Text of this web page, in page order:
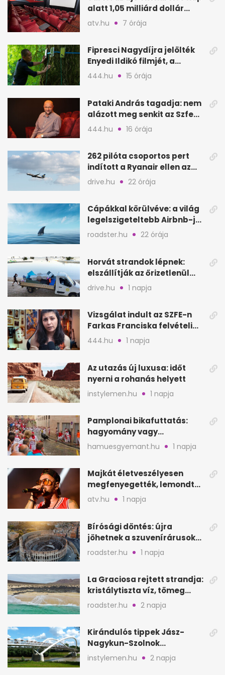
alatt 1,05 milliárd dollár
bevétel
atv.hu 7 órája
Fipresci Nagydíjra jelölték
Enyedi Ildikó filmjét, a
Csendes barátot
444.hu 15 órája
Pataki András tagadja: nem
alázott meg senkit az Szfe
felvételijén
444.hu 16 órája
262 pilóta csoportos pert
indított a Ryanair ellen az
Egyesült Királyságban
drive.hu 22 órája
Cápákkal körülvéve: a világ
legelszigeteltebb Airbnb-je
a nyílt tengeren
roadster.hu 22 órája
Horvát strandok lépnek:
elszállítják az őrizetlenül
hagyott törölközőket
drive.hu 1 napja
Vizsgálat indult az SZFE-n
Farkas Franciska felvételi
videója után
444.hu 1 napja
Az utazás új luxusa: időt
nyerni a rohanás helyett
instylemen.hu 1 napja
Pamplonai bikafuttatás:
hagyomány vagy
értelmetlen vérontás?
hamuesgyemant.hu 1 napja
Majkát életveszélyesen
megfenyegették, lemondta
a sepsiszentgyörgyi
atv.hu 1 napja
Bírósági döntés: újra
jöhetnek a szuvenírárusok
Európa ikonikus helyére
roadster.hu 1 napja
La Graciosa rejtett strandja:
kristálytiszta víz, tömeg
nélkül
roadster.hu 2 napja
Kirándulós tippek Jász-
Nagykun-Szolnok
megyében: 6 kihagyhatatlan
hely
instylemen.hu 2 napja